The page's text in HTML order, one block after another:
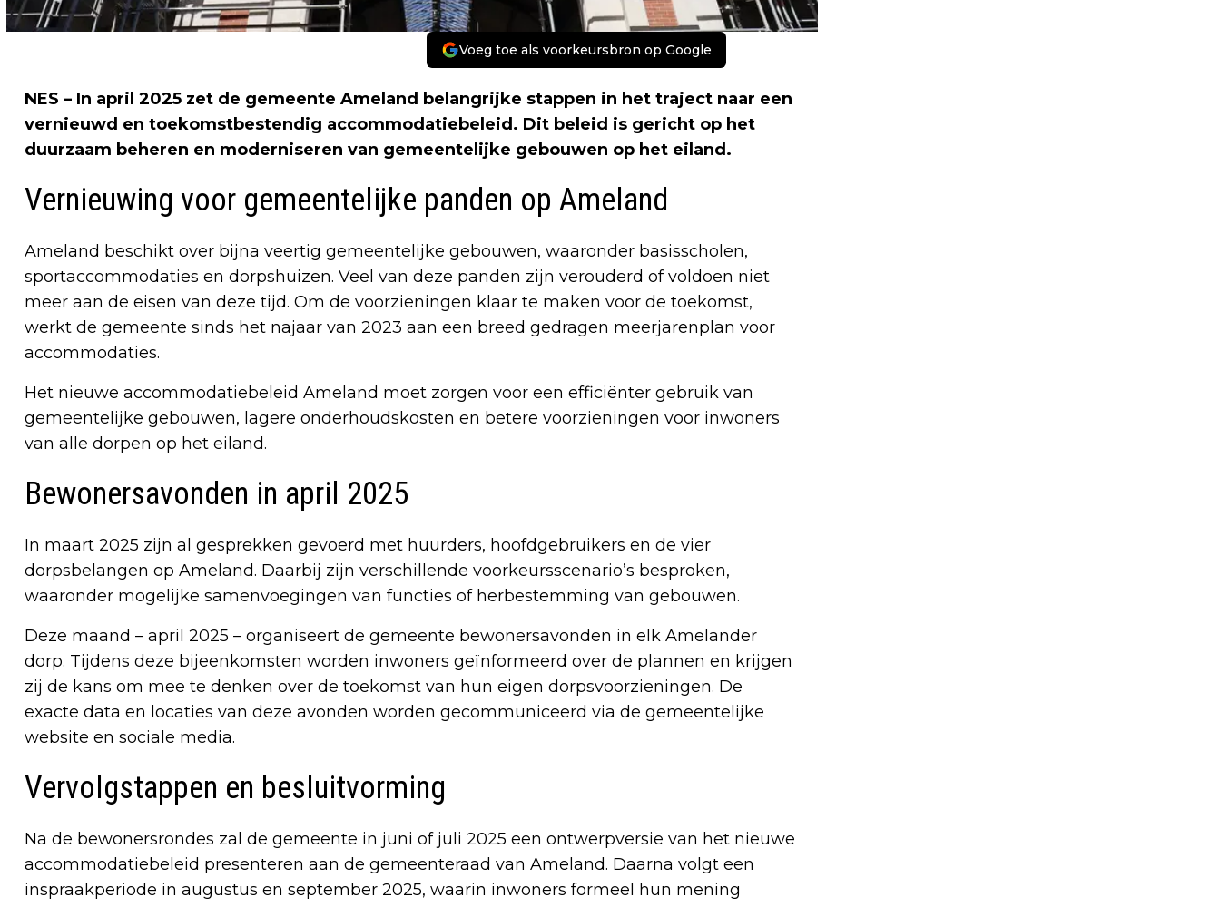
Voeg toe als voorkeursbron op Google
NES – In april 2025 zet de gemeente Ameland belangrijke stappen in het traject naar een
vernieuwd en toekomstbestendig accommodatiebeleid. Dit beleid is gericht op het
duurzaam beheren en moderniseren van gemeentelijke gebouwen op het eiland.
Vernieuwing voor gemeentelijke panden op Ameland
Ameland beschikt over bijna veertig gemeentelijke gebouwen, waaronder basisscholen,
sportaccommodaties en dorpshuizen. Veel van deze panden zijn verouderd of voldoen niet
meer aan de eisen van deze tijd. Om de voorzieningen klaar te maken voor de toekomst,
werkt de gemeente sinds het najaar van 2023 aan een breed gedragen meerjarenplan voor
accommodaties.
Het nieuwe accommodatiebeleid Ameland moet zorgen voor een efficiënter gebruik van
gemeentelijke gebouwen, lagere onderhoudskosten en betere voorzieningen voor inwoners
van alle dorpen op het eiland.
Bewonersavonden in april 2025
In maart 2025 zijn al gesprekken gevoerd met huurders, hoofdgebruikers en de vier
dorpsbelangen op Ameland. Daarbij zijn verschillende voorkeursscenario’s besproken,
waaronder mogelijke samenvoegingen van functies of herbestemming van gebouwen.
Deze maand – april 2025 – organiseert de gemeente bewonersavonden in elk Amelander
dorp. Tijdens deze bijeenkomsten worden inwoners geïnformeerd over de plannen en krijgen
zij de kans om mee te denken over de toekomst van hun eigen dorpsvoorzieningen. De
exacte data en locaties van deze avonden worden gecommuniceerd via de gemeentelijke
website en sociale media.
Vervolgstappen en besluitvorming
Na de bewonersrondes zal de gemeente in juni of juli 2025 een ontwerpversie van het nieuwe
accommodatiebeleid presenteren aan de gemeenteraad van Ameland. Daarna volgt een
inspraakperiode in augustus en september 2025, waarin inwoners formeel hun mening